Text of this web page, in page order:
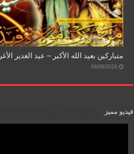
متباركين بعيد الله الأكبر – عيد الغدير الأغر
04/06/2026
فيديو مميز